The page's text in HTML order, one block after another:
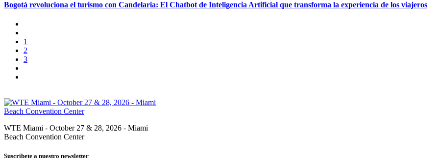
Bogotá revoluciona el turismo con Candelaria: El Chatbot de Inteligencia Artificial que transforma la experiencia de los viajeros
1
2
3
WTE Miami - October 27 & 28, 2026 - Miami
Beach Convention Center
Suscríbete a nuestro newsletter